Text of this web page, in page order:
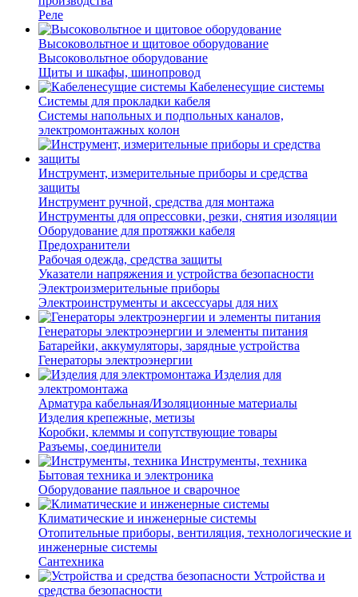
Реле
Высоковольтное и щитовое оборудование
Высоковольтное оборудование
Щиты и шкафы, шинопровод
Кабеленесущие системы
Системы для прокладки кабеля
Системы напольных и подпольных каналов,
электромонтажных колон
Инструмент, измерительные приборы и средства
защиты
Инструмент ручной, средства для монтажа
Инструменты для опрессовки, резки, снятия изоляции
Оборудование для протяжки кабеля
Предохранители
Рабочая одежда, средства защиты
Указатели напряжения и устройства безопасности
Электроизмерительные приборы
Электроинструменты и аксессуары для них
Генераторы электроэнергии и элементы питания
Батарейки, аккумуляторы, зарядные устройства
Генераторы электроэнергии
Изделия для
электромонтажа
Арматура кабельная/Изоляционные материалы
Изделия крепежные, метизы
Коробки, клеммы и сопутствующие товары
Разъемы, соединители
Инструменты, техника
Бытовая техника и электроника
Оборудование паяльное и сварочное
Климатические и инженерные системы
Отопительные приборы, вентиляция, технологические и
инженерные системы
Сантехника
Устройства и
средства безопасности